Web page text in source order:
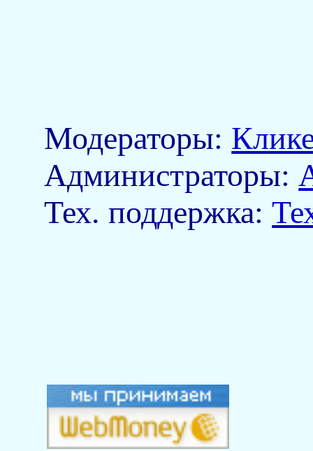
Модераторы:
Aдминистраторы:
Тех. поддержка: